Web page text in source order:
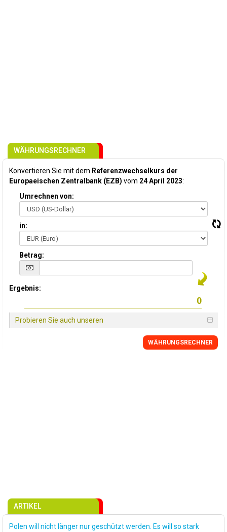
WÄHRUNGSRECHNER
Konvertieren Sie mit dem Referenzwechselkurs der
Europaeischen Zentralbank (EZB) vom 24 April 2023:
Umrechnen von:
in:
Betrag:
Ergebnis:
Probieren Sie auch unseren
WÄHRUNGSRECHNER
ARTIKEL
Polen will nicht länger nur geschützt werden. Es will so stark